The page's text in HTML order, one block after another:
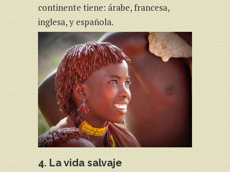
continente tiene: árabe, francesa,
inglesa, y española.
4. La vida salvaje